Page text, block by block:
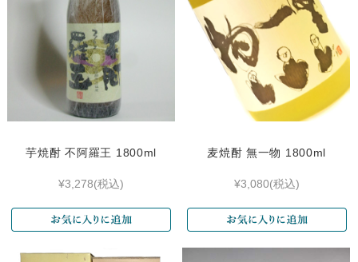
芋焼酎 不阿羅王 1800ml
¥3,278(税込)
麦焼酎 無一物 1800ml
¥3,080(税込)